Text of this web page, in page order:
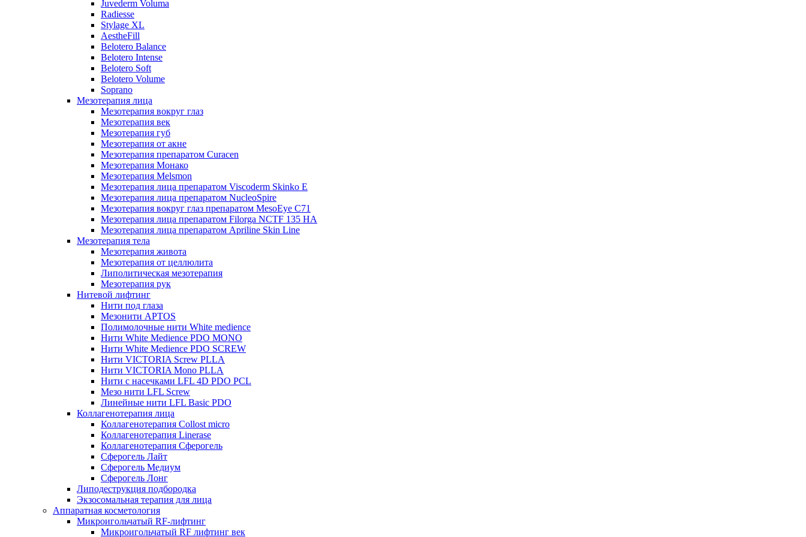
Juvederm Voluma
Radiesse
Stylage XL
AestheFill
Belotero Balance
Belotero Intense
Belotero Soft
Belotero Volume
Soprano
Мезотерапия лица
Мезотерапия вокруг глаз
Мезотерапия век
Мезотерапия губ
Мезотерапия от акне
Мезотерапия препаратом Curacen
Мезотерапия Монако
Мезотерапия Melsmon
Мезотерапия лица препаратом Viscoderm Skinko E
Мезотерапия лица препаратом NucleoSpire
Мезотерапия вокруг глаз препаратом MesoEye С71
Мезотерапия лица препаратом Filorga NCTF 135 HA
Мезотерапия лица препаратом Apriline Skin Line
Мезотерапия тела
Мезотерапия живота
Мезотерапия от целлюлита
Липолитическая мезотерапия
Мезотерапия рук
Нитевой лифтинг
Нити под глаза
Мезонити APTOS
Полимолочные нити White medience
Нити White Medience PDO MONO
Нити White Medience PDO SCREW
Нити VICTORIA Screw PLLA
Нити VICTORIA Mono PLLA
Нити с насечками LFL 4D PDO PCL
Мезо нити LFL Screw
Линейные нити LFL Basic PDO
Коллагенотерапия лица
Коллагенотерапия Collost micro
Коллагенотерапия Linerase
Коллагенотерапия Сферогель
Сферогель Лайт
Сферогель Медиум
Сферогель Лонг
Липодеструкция подбородка
Экзосомальная терапия для лица
Аппаратная косметология
Микроигольчатый RF-лифтинг
Микроигольчатый RF лифтинг век